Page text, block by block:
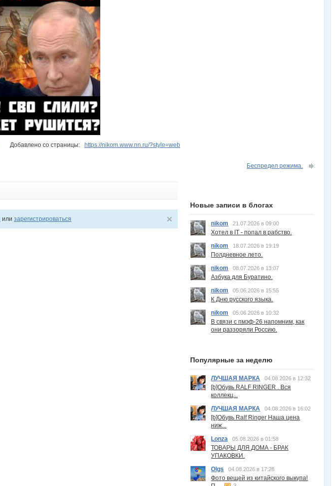
Добавлено со страницы: https://nikom.www.nn.ru/?style=web
Беспредел режима.
или зарегистрироваться
Новые записи в блогах
nikom 21.07.2026 в 09:00
Хотел в IT - попал в рабство.
nikom
18.07.2026 в 19:19
Полдневное лето.
nikom
08.07.2026 в 13:07
Азбука для Буратино.
nikom
05.06.2026 в 15:55
К Дню русского языка.
nikom
05.06.2026 в 10:32
В связи с пмэф-26 напомним, как
они раззоряли Россию.
Популярные за неделю
ЛУЧШАЯ МАРКА 04.08.2026 в 12:32
[b]Обувь RALF RINGER . Вся
коллекц...
ЛУЧШАЯ МАРКА
04.08.2026 в 16:02
[b]Обувь Ralf Ringer Наша цена
ниж...
Lonza
05.08.2026 в 01:58
ТОВАРЫ ДЛЯ ДОМА - БРАК
УПАКОВКИ.
Olgs
04.08.2026 в 17:28
Фото вещей из китайского выкупа!